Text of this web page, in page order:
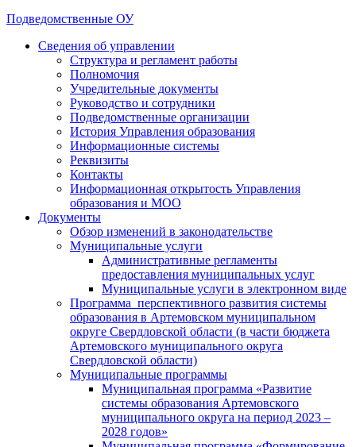
Подведомственные ОУ
Сведения об управлении
Структура и регламент работы
Полномочия
Учредительные документы
Руководство и сотрудники
Подведомственные организации
История Управления образования
Информационные системы
Реквизиты
Контакты
Информационная открытость Управления
образования и МОО
Документы
Обзор изменений в законодательстве
Муниципальные услуги
Административные регламенты
предоставления муниципальных услуг
Муниципальные услуги в электронном виде
Программа перспективного развития системы
образования в Артемовском муниципальном
округе Свердловской области (в части бюджета
Артемовского муниципального округа
Свердловской области)
Муниципальные программы
Муниципальная программа «Развитие
системы образования Артемовского
муниципального округа на период 2023 –
2028 годов»